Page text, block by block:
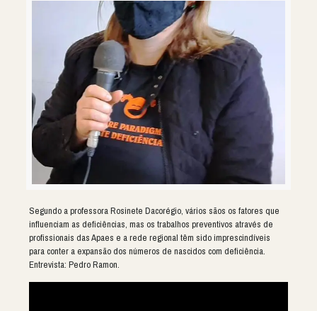
Segundo a professora Rosinete Dacorégio, vários sãos os fatores que
influenciam as deficiências, mas os trabalhos preventivos através de
profissionais das Apaes e a rede regional têm sido imprescindíveis
para conter a expansão dos números de nascidos com deficiência.
Entrevista: Pedro Ramon.